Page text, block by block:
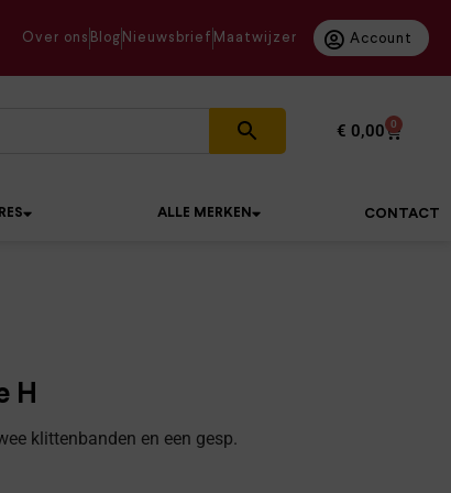
Over ons Blog Nieuwsbrief Maatwijzer Account
€ 0,00 0
ALLE MERKEN CONTACT
H
klittenbanden en een gesp.